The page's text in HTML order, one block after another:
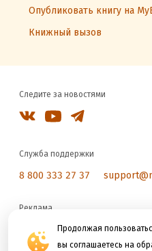
Продолжая
вы соглашаетесь на
Опубликовать книгу на
Книжный вызов
Следите за новостями
Служба поддержки
8 800 333 27 37
Реклама
reklama@litres.ru